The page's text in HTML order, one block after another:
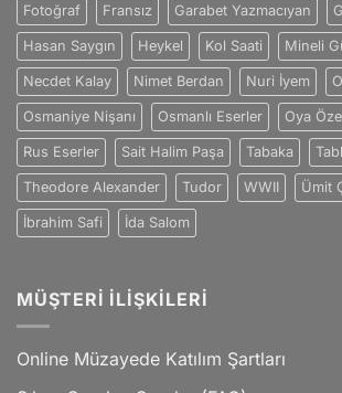
Fotoğraf Fransız Garabet Yazmacıyan
Hasan Saygın Heykel Kol Saati Mineli
Necdet Kalay Nimet Berdan Nuri İyem
Osmaniye Nişanı Osmanlı Eserler Oya
Rus Eserler Sait Halim Paşa Tabaka
Theodore Alexander Tudor WWII Ümit
İbrahim Safi İda Salom
MÜŞTERI İLIŞKILERI
Online Müzayede Katılım Şartları